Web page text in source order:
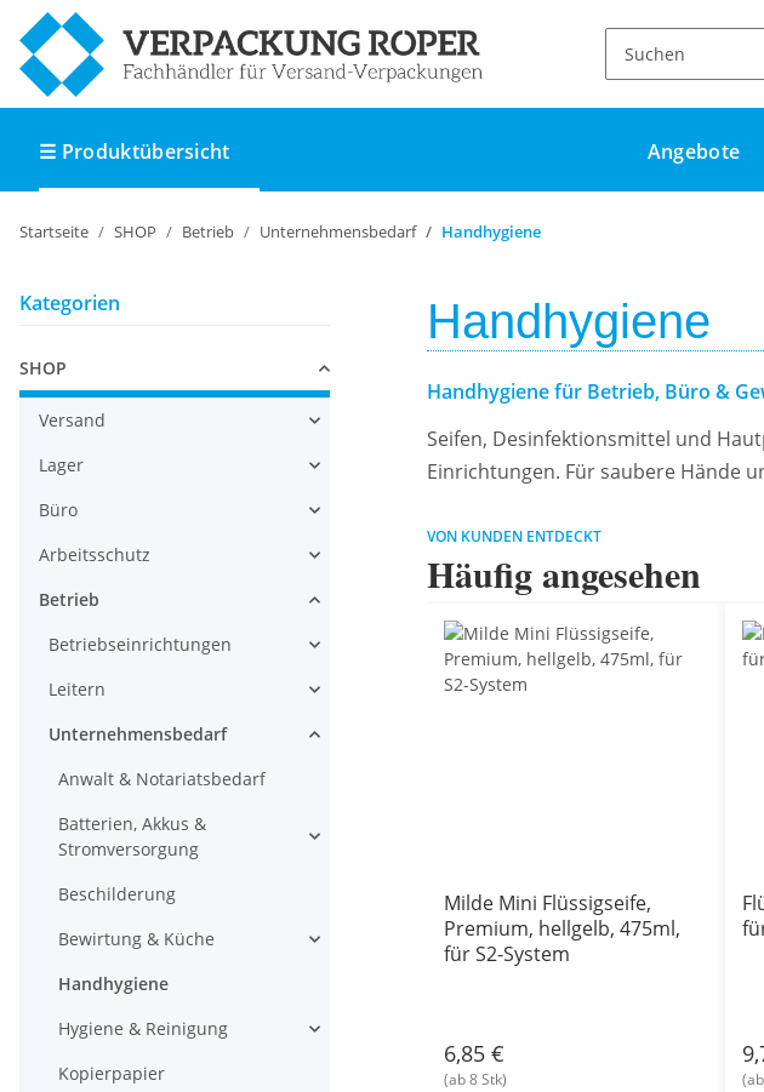
☰ Produktübersicht Angebote
Startseite SHOP Betrieb Unternehmensbedarf Handhygiene
Handhygiene
Handhygiene für Betrieb, Büro &
Seifen, Desinfektionsmittel und
Einrichtungen. Für saubere Hände
VON KUNDEN ENTDECKT
Häufig angesehen
Milde Mini Flüssigseife,
Premium, hellgelb, 475ml,
für S2-System
6,85 €
(ab 8 Stk)
Kategorien
SHOP
Versand
Lager
Büro
Arbeitsschutz
Betrieb
Betriebseinrichtungen
Leitern
Unternehmensbedarf
Anwalt & Notariatsbedarf
Batterien, Akkus &
Stromversorgung
Beschilderung
Bewirtung & Küche
Handhygiene
Hygiene & Reinigung
Kopierpapier